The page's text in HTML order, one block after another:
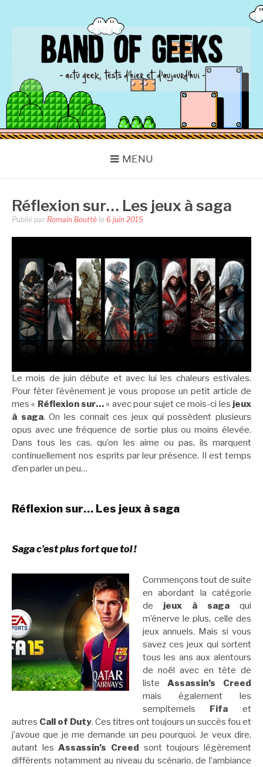
BAND OF GEEKS
Actu Geek d'hier et d'aujourd'hui
MENU
Réflexion sur… Les jeux à saga
Publié par Romain Boutté le 6 juin 2015
Le mois de juin débute et avec lui les chaleurs estivales.
Pour fêter l’évènement je vous propose un petit article de
mes « Réflexion sur… » avec pour sujet ce mois-ci lesjeux
à saga. On les connait ces jeux qui possèdent plusieurs
opus avec une fréquence de sortie plus ou moins élevée.
Dans tous les cas, qu’on les aime ou pas, ils marquent
continuellement nos esprits par leur présence. Il est temps
d’en parler un peu…
Réflexion sur… Les jeux à saga
Saga c’est plus fort que toi !
Commençons tout de suite
en abordant la catégorie
de jeux à sagaqui
m’énerve le plus, celle des
jeux annuels. Mais si vous
savez ces jeux qui sortent
tous les ans aux alentours
de noël avec en tête de
liste Assassin’s Creed
mais également les
sempiternels Fifa et
autres Call of Duty. Ces titres ont toujours un succès fou et
j’avoue que je me demande un peu pourquoi. Je veux dire,
autant lesAssassin’s Creed sont toujours légèrement
différents notamment au niveau du scénario, de l’ambiance